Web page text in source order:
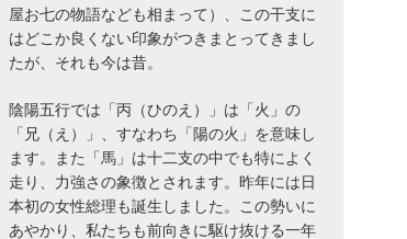
屋お七の物語なども相まって）、この干支に
はどこか良くない印象がつきまとってきまし
たが、それも今は昔。
陰陽五行では「丙（ひのえ）」は「火」の
「兄（え）」、すなわち「陽の火」を意味し
ます。また「馬」は十二支の中でも特によく
走り、力強さの象徴とされます。昨年には日
本初の女性総理も誕生しました。この勢いに
あやかり、私たちも前向きに駆け抜ける一年